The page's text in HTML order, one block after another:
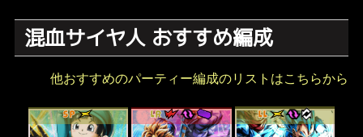
混血サイヤ人 おすすめ編成
他おすすめのパーティー編成のリストはこちらから
SP LR LL